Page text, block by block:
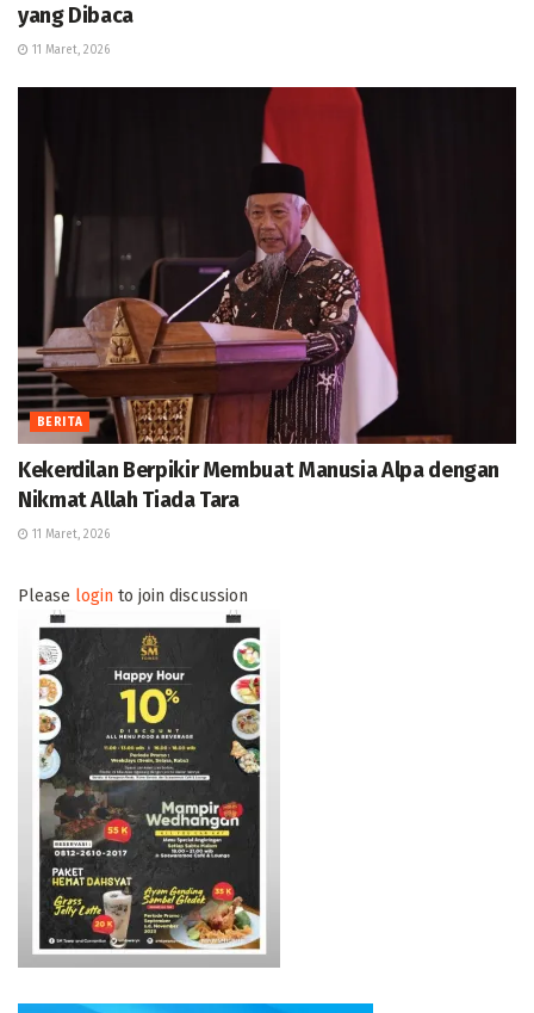
yang Dibaca
11 Maret, 2026
BERITA
Kekerdilan Berpikir Membuat Manusia Alpa dengan
Nikmat Allah Tiada Tara
11 Maret, 2026
Please login to join discussion